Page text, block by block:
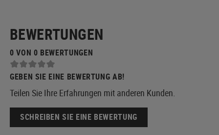
BEWERTUNGEN
0 VON 0 BEWERTUNGEN
GEBEN SIE EINE BEWERTUNG AB!
Teilen Sie Ihre Erfahrungen mit anderen Kunden.
SCHREIBEN SIE EINE BEWERTUNG